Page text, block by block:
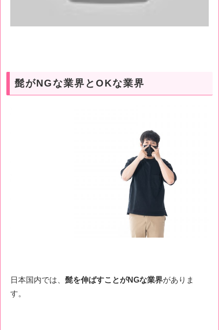
髭がNGな業界とOKな業界
日本国内では、 髭を伸ばすことがNGな業界がありま
す。